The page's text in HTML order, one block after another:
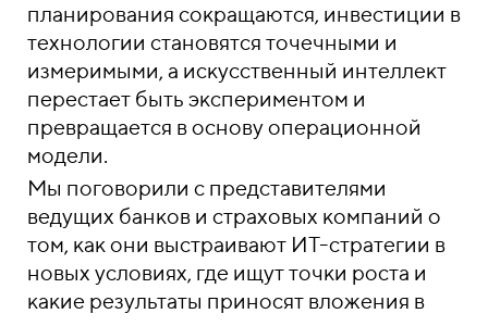
планирования сокращаются, инвестиции в
технологии становятся точечными и
измеримыми, а искусственный интеллект
перестает быть экспериментом и
превращается в основу операционной
модели.
Мы поговорили с представителями
ведущих банков и страховых компаний о
том, как они выстраивают ИТ-стратегии в
новых условиях, где ищут точки роста и
какие результаты приносят вложения в